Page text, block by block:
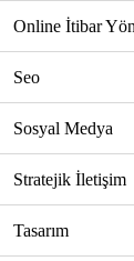
Online İtibar
Seo
Sosyal Medya
Stratejik İletişim
Tasarım